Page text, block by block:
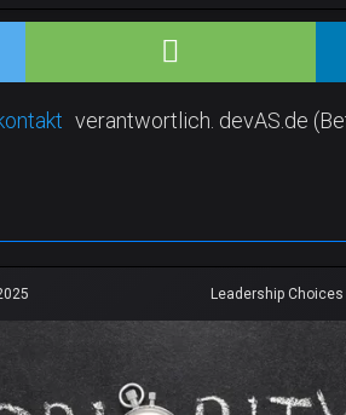
verantwortlich. devAS.de
Leadership Choices